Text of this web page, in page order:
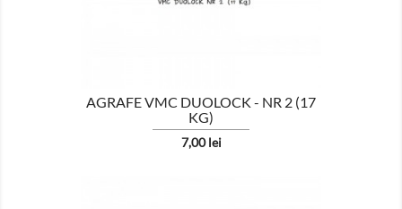
AGRAFE VMC DUOLOCK - NR 2 (17
KG)
Pret
7,00 lei